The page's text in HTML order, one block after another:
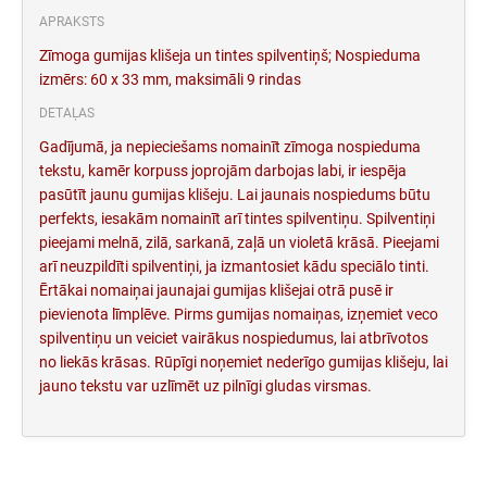
APRAKSTS
Zīmoga gumijas klišeja un tintes spilventiņš; Nospieduma
izmērs: 60 x 33 mm, maksimāli 9 rindas
DETAĻAS
Gadījumā, ja nepieciešams nomainīt zīmoga nospieduma
tekstu, kamēr korpuss joprojām darbojas labi, ir iespēja
pasūtīt jaunu gumijas klišeju. Lai jaunais nospiedums būtu
perfekts, iesakām nomainīt arī tintes spilventiņu. Spilventiņi
pieejami melnā, zilā, sarkanā, zaļā un violetā krāsā. Pieejami
arī neuzpildīti spilventiņi, ja izmantosiet kādu speciālo tinti.
Ērtākai nomaiņai jaunajai gumijas klišejai otrā pusē ir
pievienota līmplēve. Pirms gumijas nomaiņas, izņemiet veco
spilventiņu un veiciet vairākus nospiedumus, lai atbrīvotos
no liekās krāsas. Rūpīgi noņemiet nederīgo gumijas klišeju, lai
jauno tekstu var uzlīmēt uz pilnīgi gludas virsmas.